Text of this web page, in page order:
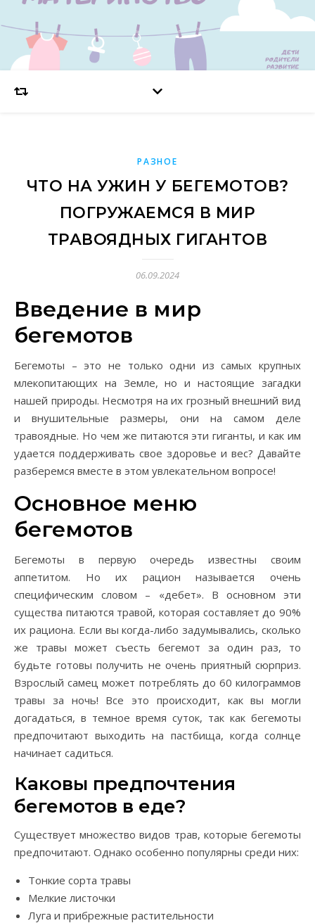
РАЗНОЕ
ЧТО НА УЖИН У БЕГЕМОТОВ?
ПОГРУЖАЕМСЯ В МИР
ТРАВОЯДНЫХ ГИГАНТОВ
06.09.2024
Введение в мир
бегемотов
Бегемоты – это не только одни из самых крупных
млекопитающих на Земле, но и настоящие загадки
нашей природы. Несмотря на их грозный внешний вид
и внушительные размеры, они на самом деле
травоядные. Но чем же питаются эти гиганты, и как им
удается поддерживать свое здоровье и вес? Давайте
разберемся вместе в этом увлекательном вопросе!
Основное меню
бегемотов
Бегемоты в первую очередь известны своим
аппетитом. Но их рацион называется очень
специфическим словом – «дебет». В основном эти
существа питаются травой, которая составляет до 90%
их рациона. Если вы когда-либо задумывались, сколько
же травы может съесть бегемот за один раз, то
будьте готовы получить не очень приятный сюрприз.
Взрослый самец может потреблять до 60 килограммов
травы за ночь! Все это происходит, как вы могли
догадаться, в темное время суток, так как бегемоты
предпочитают выходить на пастбища, когда солнце
начинает садиться.
Каковы предпочтения
бегемотов в еде?
Существует множество видов трав, которые бегемоты
предпочитают. Однако особенно популярны среди них:
Тонкие сорта травы
Мелкие листочки
Луга и прибрежные растительности